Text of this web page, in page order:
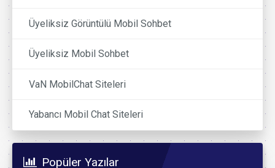
Üyeliksiz Görüntülü Mobil Sohbet
Üyeliksiz Mobil Sohbet
VaN MobilChat Siteleri
Yabancı Mobil Chat Siteleri
Popüler Yazılar